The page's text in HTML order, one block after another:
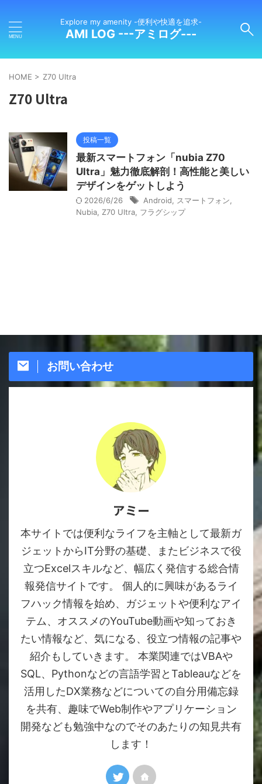
Explore my amenity -便利や快適を追求-
AMI LOG ---アミログ---
HOME > Z70 Ultra
Z70 Ultra
投稿一覧
最新スマートフォン「nubia Z70
Ultra」魅力徹底解剖！高性能と美しい
デザインをゲットしよう
2026/6/26 Android スマートフォン
Nubia Z70 Ultra フラグシップ
お問い合わせ
アミー
本サイトでは便利なライフを主軸として最新ガ
ジェットからIT分野の基礎、またビジネスで役
立つExcelスキルなど、幅広く発信する総合情
報発信サイトです。 個人的に興味があるライ
フハック情報を始め、ガジェットや便利なアイ
テム、オススメのYouTube動画や知っておき
たい情報など、気になる、役立つ情報の記事や
紹介もしていきます。 本業関連ではVBAや
SQL、Pythonなどの言語学習とTableauなどを
活用したDX業務などについての自分用備忘録
を共有、趣味でWeb制作やアプリケーション
開発なども勉強中なのでそのあたりの知見共有
します！